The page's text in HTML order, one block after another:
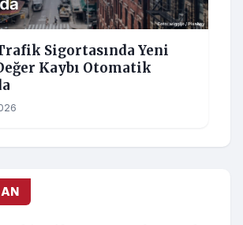
Sigortasında Yeni
Kaybı Otomatik